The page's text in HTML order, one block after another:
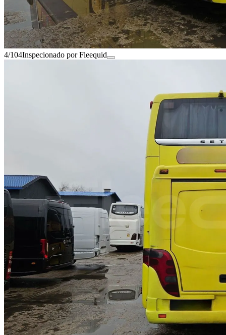
4/104Inspecionado por Fleequid